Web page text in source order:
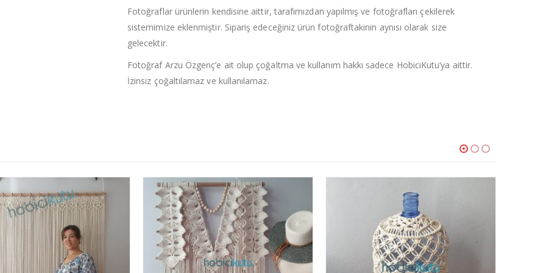
Fotoğraflar ürünlerin kendisine aittir, tarafımızdan yapılmış ve fotoğrafları çekilerek
sistemimize eklenmiştir. Sipariş edeceğiniz ürün fotoğraftakinin aynısı olarak size
gelecektir.
Fotoğraf Arzu Özgenç’e ait olup çoğaltma ve kullanım hakkı sadece HobiciKutu’ya aittir.
İzinsiz çoğaltılamaz ve kullanılamaz.